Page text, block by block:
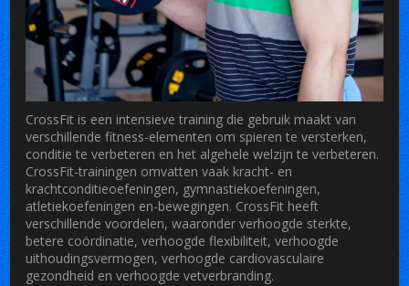
CrossFit is een intensieve training die gebruik maakt van
verschillende fitness-elementen om spieren te versterken,
conditie te verbeteren en het algehele welzijn te verbeteren.
CrossFit-trainingen omvatten vaak kracht- en
krachtconditieoefeningen, gymnastiekoefeningen,
atletiekoefeningen en-bewegingen. CrossFit heeft
verschillende voordelen, waaronder verhoogde sterkte,
betere coördinatie, verhoogde flexibiliteit, verhoogde
uithoudingsvermogen, verhoogde cardiovasculaire
gezondheid en verhoogde vetverbranding.